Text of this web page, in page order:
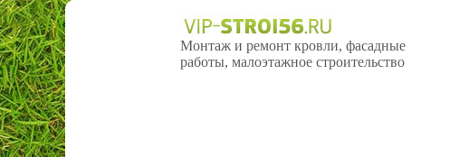
Монтаж и ремонт кровли, фасадные
работы, малоэтажное строительство